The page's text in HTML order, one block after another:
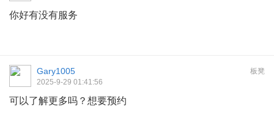
你好有没有服务
板凳
Gary1005
2025-9-29 01:41:56
可以了解更多吗？想要预约